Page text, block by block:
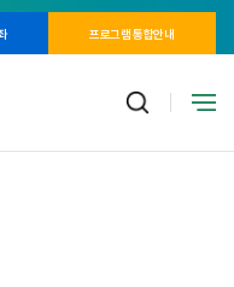
프로그램 통합안내